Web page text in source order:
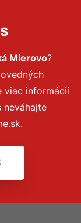
Mierovo?
viac informácií
neváhajte